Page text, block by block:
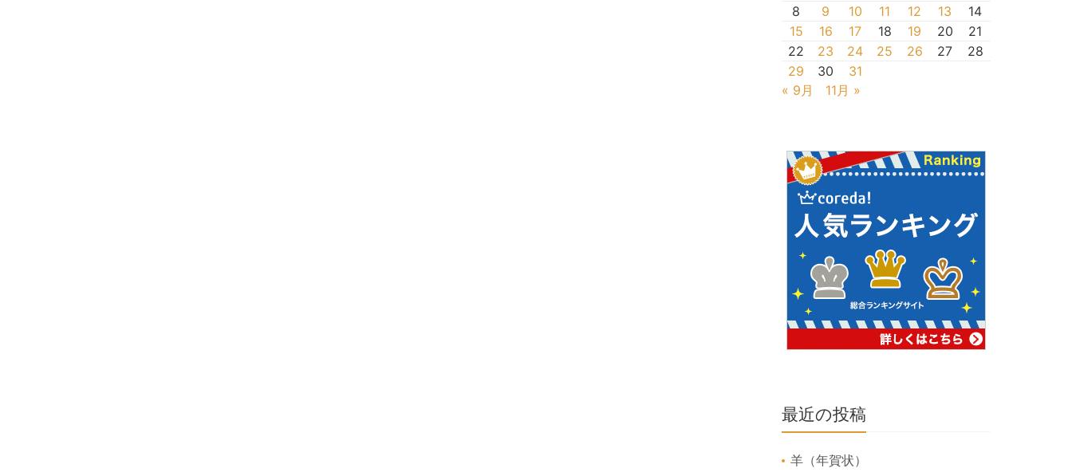
8
9 10 11 12 13
14
15
16 17 18 19 20
21
22
23 24 25 26 27
28
29
30
31
« 9月
11月 »
最近の投稿
羊（年賀状）